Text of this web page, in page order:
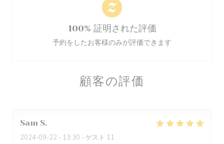
顧客の評価
Sam S
2024-09-22 - 13:30 - ゲスト 11
100% 証明された評価
予約をしたお客様のみが評価できます